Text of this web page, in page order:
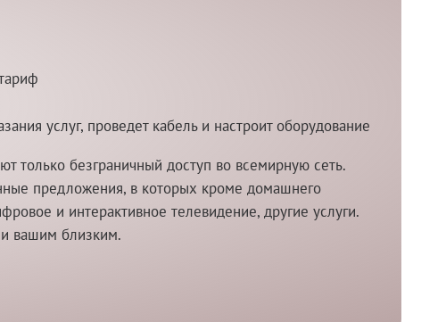
услуг, проведет кабель и настроит оборудование
только безграничный доступ во всемирную сеть.
предложения, в которых кроме домашнего
и интерактивное телевидение, другие услуги.
вашим близким.